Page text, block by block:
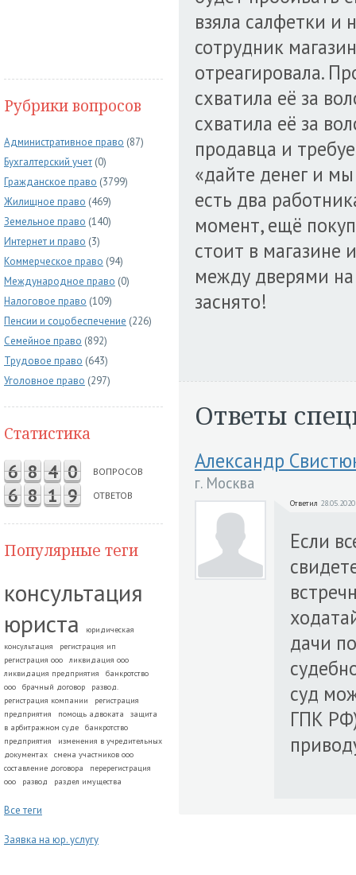
Рубрики вопросов
Административное право (87)
Бухгалтерский учет (0)
Гражданское право (3799)
Жилищное право (469)
Земельное право (140)
Интернет и право (3)
Коммерческое право (94)
Международное право (0)
Налоговое право (109)
Пенсии и соцобеспечение (226)
Семейное право (892)
Трудовое право (643)
Уголовное право (297)
Статистика
6 8 4 0 ВОПРОСОВ
6 8 1 9 ОТВЕТОВ
Популярные теги
консультация
юриста
юридическая
консультация
регистрация ип
регистрация ооо
ликвидация ооо
ликвидация предприятия
банкротство
ооо
брачный договор
развод.
регистрация компании
регистрация
предприятия
помощь адвоката
защита
в арбитражном суде
банкротство
предприятия
изменения в учредительных
документах
смена участников ооо
составление договора
перерегистрация
ооо
развод раздел имущества
Все теги
Заявка на юр. услугу
взяла салфетки и
сотрудник
отреагировала.
схватила её за
схватила её за
продавца и
«дайте денег и
есть два
момент, ещё
стоит в магазине
между дверями на
заснято!
Ответы
Александр
г. Москва
Ответил
Если
дачи
суд
ГПК